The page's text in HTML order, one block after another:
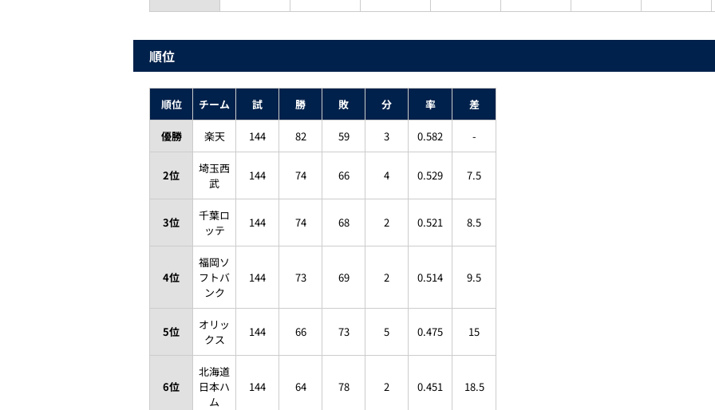
順位
順位 チーム 試 勝 敗 分 率 差
優勝 楽天 144 82 59 3 0.582 -
2位
埼玉西
武
144 74 66 4 0.529 7.5
3位
千葉ロ
ッテ
144 74 68 2 0.521 8.5
4位
福岡ソ
フトバ
ンク
144 73 69 2 0.514 9.5
5位
オリッ
クス
144 66 73 5 0.475 15
6位
北海道
日本ハ
ム
144 64 78 2 0.451 18.5